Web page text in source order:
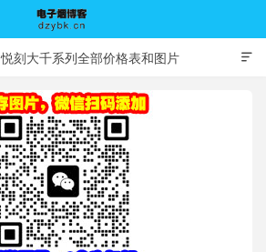
电子烟博客

悦刻大千系列全部价格表和图片